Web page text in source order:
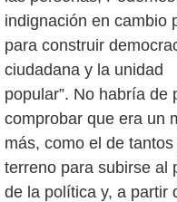
indignación en cambio
para construir
ciudadana y la unidad
popular”. No habría de
comprobar que era un
más, como el de
terreno para subirse al
de la política y, a